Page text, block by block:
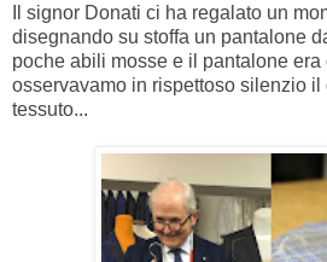
Il signor Donati ci ha regalato un
disegnando su stoffa un pantalone
poche abili mosse e il pantalone
osservavamo in rispettoso silenzio il
tessuto...